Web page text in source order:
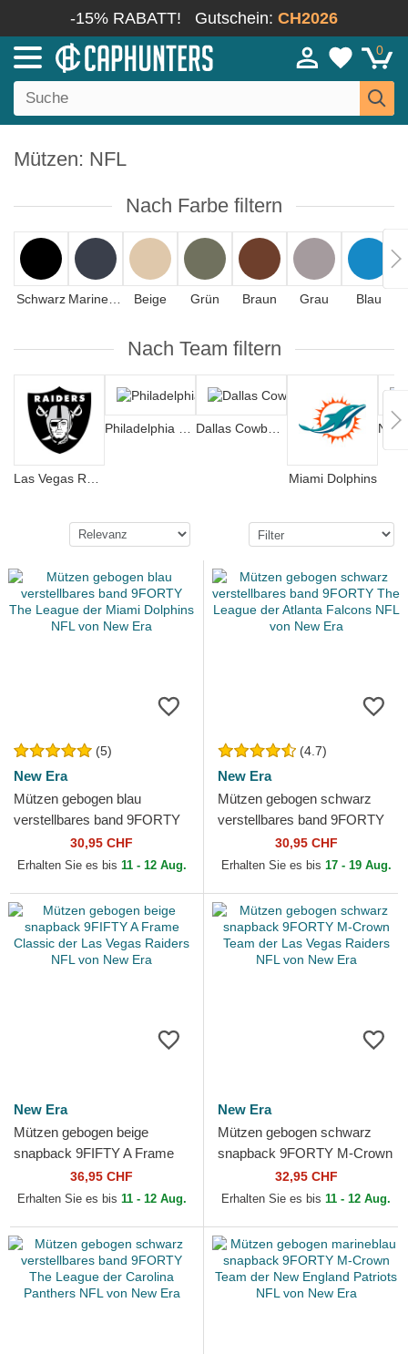
-15% RABATT! Gutschein: CH2026
0
Mützen: NFL
Nach Farbe filtern
Schwarz Beige Grün Braun Grau Blau
Nach Team filtern
Philadelphia Eagles Dallas Cowboys
Miami Dolphins
(5)
New Era
Mützen gebogen blau
verstellbares band 9FORTY
The League der Miami
Dolphins NFL von New Era
30,95 CHF
Erhalten Sie es bis 11 - 12 Aug.
(4.7)
New Era
Mützen gebogen schwarz
verstellbares band 9FORTY
The League der Atlanta
Falcons NFL von New Era
30,95 CHF
Erhalten Sie es bis 17 - 19 Aug.
New Era
Mützen gebogen beige
snapback 9FIFTY A Frame
Classic der Las Vegas
Raiders NFL von New Era
36,95 CHF
Erhalten Sie es bis 11 - 12 Aug.
New Era
Mützen gebogen schwarz
snapback 9FORTY M-Crown
Team der Las Vegas Raiders
NFL von New Era
32,95 CHF
Erhalten Sie es bis 11 - 12 Aug.